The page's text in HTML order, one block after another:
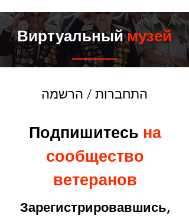
Виртуальныймузей
התחברות / הרשמה
Подпишитесь на
сообщество
ветеранов
Зарегистрировавшись,